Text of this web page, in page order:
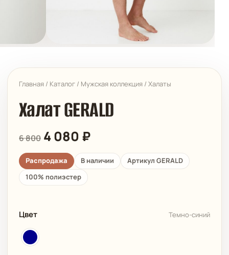
Главная / Каталог / Мужская коллекция / Халаты
Халат GERALD
6 800 4 080 ₽
Распродажа В наличии
Артикул GERALD
100% полиэстер
Цвет Темно-синий